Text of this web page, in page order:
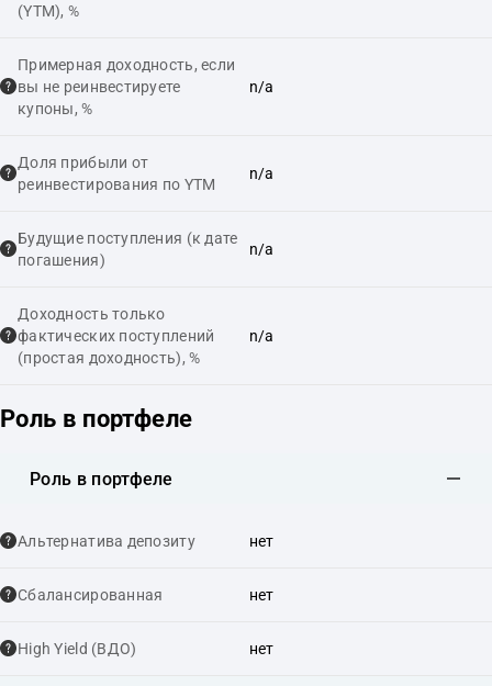
(YTM), %
Примерная доходность, если
вы не реинвестируете
купоны, %
n/a
Доля прибыли от
реинвестирования по YTM
n/a
Будущие поступления (к дате
погашения)
n/a
Доходность только
фактических поступлений
(простая доходность), %
n/a
Роль в портфеле
Роль в портфеле
Альтернатива депозиту нет
Сбалансированная нет
High Yield (ВДО) нет